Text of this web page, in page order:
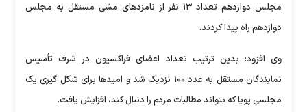
مجلس دوازدهم تعداد ۱۳ نفر از نامزد‌های مشی مستقل به مجلس
دوازدهم راه پیدا کردند.
وی افزود: بدین ترتیب تعداد اعضای فراکسیون در شرف تأسیس
نمایندگان مستقل به عدد ۱۰۰ نزدیک شد و امید‌ها برای شکل گیری یک
مجلسی پویا که بتواند مطالبات مردم را دنبال کند، افزایش یافت.